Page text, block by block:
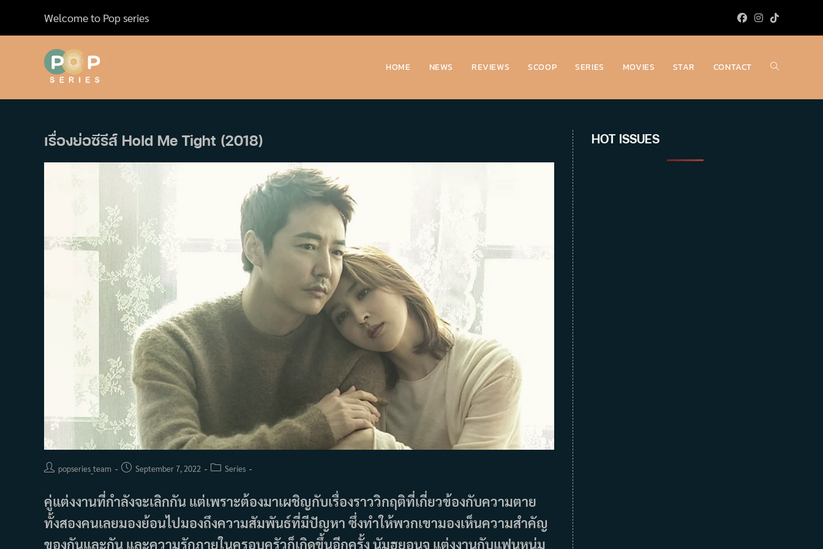
content
Welcome to Pop series
HOME NEWS REVIEWS SCOOP SERIES MOVIES STAR CONTACT Toggle
เรื่องย่อซีรีส์ Hold Me Tight (2018)
Postpopseries_team
PostSeptember 7, 2022
PostSeries
คู่แต่งงานที่กำลังจะเลิกกัน แต่เพราะต้องมาเผชิญกับเรื่องราววิกฤติที่เกี่ยวข้องกับความตาย
ทั้งสองคนเลยมองย้อนไปมองถึงความสัมพันธ์ที่มีปัญหา ซึ่งทำให้พวกเขามองเห็นความสำคัญ
ของกันและกัน และความรักภายในครอบครัวก็เกิดขึ้นอีกครั้ง นัมฮยอนจู แต่งงานกับแฟนหนุ่ม
HOT ISSUES